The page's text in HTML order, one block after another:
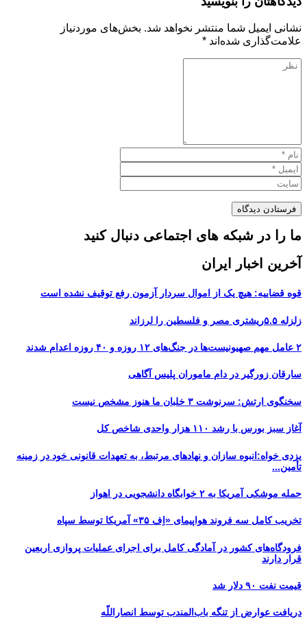
نشانی ایمیل شما منتشر نخواهد شد. بخش‌های موردنیاز
علامت‌گذاری شده‌اند *
ما را در شبکه های اجتماعی دنبال کنید
آخرین اخبار ایران
قوه قضاییه: هیچ یک از اموال سردار آزمون رفع توقیف نشده است
زلزله ۵.۵ریشتری مصر و فلسطین را لرزاند
۲ عامل مهم صهیونیست‌ها در جنگ‌های ۱۲ روزه و ۴۰ روزه اعدام شدند
سارقان زورگیر در دام ماموران پلیس آگاهی
سخنگوی ارتش: سرنوشت ۳ خلبان ما هنوز مشخص نیست
آغاز سبز بورس با رشد ۱۱۰ هزار واحدی شاخص کل
یزدی خواه:انبوه سازان و نهادهای مرتبط، به تعهدات قانونی خود در زمینه
تأمین...
حمله موشکی آمریکا به ۲ خوابگاه دانشجویی در اهواز
تخریب کامل سه فروند هواپیمای «اِف ۳۵» آمریکا توسط سپاه
فرودگاه‌های کشور در آمادگی کامل برای اجرای عملیات پروازی اربعین
قرار دارند
قیمت نفت ۹۰ دلار شد
دریافت عوارض از تنگه باب‌المندب توسط انصاراللّه